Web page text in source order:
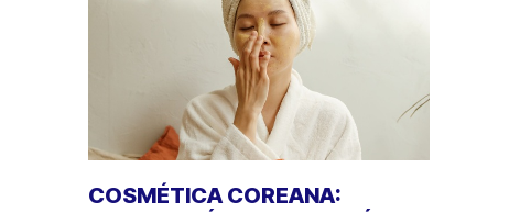
COSMÉTICA COREANA: